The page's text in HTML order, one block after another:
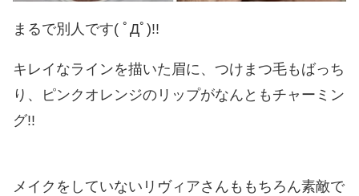
まるで別人です( ﾟДﾟ)!!
キレイなラインを描いた眉に、つけまつ毛もばっち
り、ピンクオレンジのリップがなんともチャーミン
グ!!
メイクをしていないリヴィアさんももちろん素敵で